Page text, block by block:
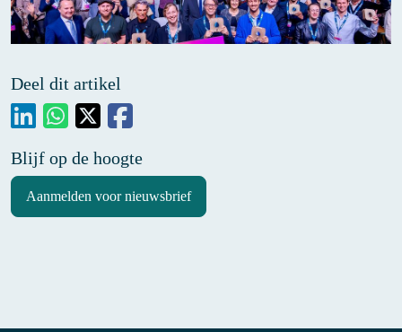
Deel dit artikel
Blijf op de hoogte
Aanmelden voor nieuwsbrief